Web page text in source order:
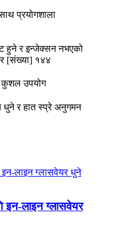
प्रयोगशाला
हुने र इन्जेक्सन नभएको
[संख्या] १४४
कुशल उपयोग
धुने र हात स्प्रे अनुगमन
इन-लाइन ग्लासवेयर